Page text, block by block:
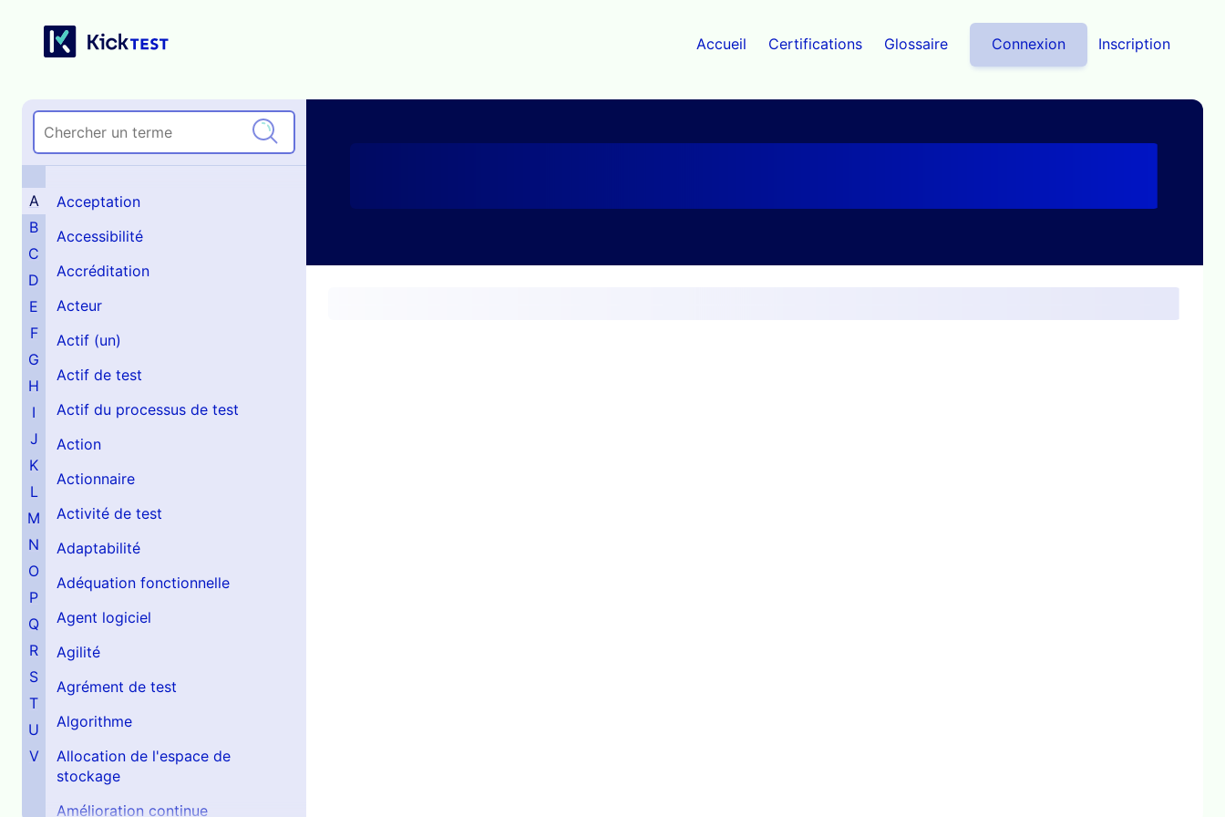
Accueil Certifications Glossaire Connexion Inscription
A
B
C
D
E
F
G
H
I
J
K
L
M
N
O
P
Q
R
S
T
U
V
Acceptation
Accessibilité
Accréditation
Acteur
Actif (un)
Actif de test
Actif du processus de test
Action
Actionnaire
Activité de test
Adaptabilité
Adéquation fonctionnelle
Agent logiciel
Agilité
Agrément de test
Algorithme
Allocation de l'espace de
stockage
Amélioration continue